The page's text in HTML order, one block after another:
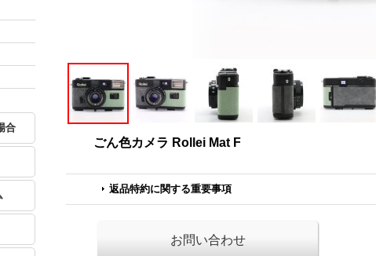
合
ごん色カメラ Rollei Mat F
返品特約に関する重要事項
お問い合わせ